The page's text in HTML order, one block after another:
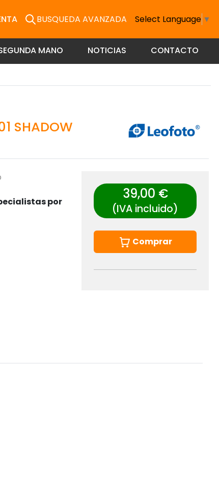
BUSQUEDA AVANZADA Select Language ▼
MANO NOTICIAS CONTACTO
SHADOW
por
39,00 €
(IVA incluido)
Comprar